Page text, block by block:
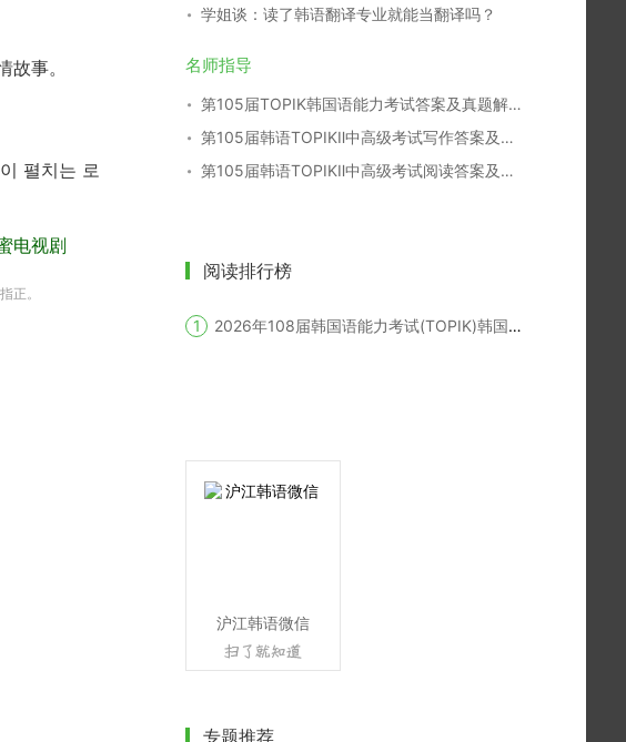
事。
펼치는 로
电视剧
正。
学姐谈：读了韩语翻译专业就能当翻译吗？
名师指导
第105届TOPIK韩国语能力考试答案及真题解析汇总
第105届韩语TOPIKⅡ中高级考试写作答案及真题解析
第105届韩语TOPIKⅡ中高级考试阅读答案及真题解析
阅读排行榜
2026年108届韩国语能力考试(TOPIK)韩国报名时间
沪江韩语微信
专题推荐